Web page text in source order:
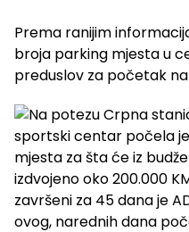
Prema ranijim
broja parking mjesta u
preduslov za početak